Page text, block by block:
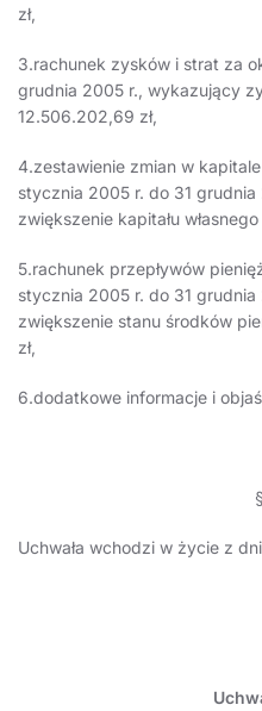
zł,
3.rachunek zysków i strat za
grudnia 2005 r., wykazujący
12.506.202,69 zł,
4.zestawienie zmian w
stycznia 2005 r. do 31
zwiększenie kapitału
5.rachunek przepływów
stycznia 2005 r. do 31
zwiększenie stanu środków
zł,
6.dodatkowe informacje i
Uchwała wchodzi w życie z